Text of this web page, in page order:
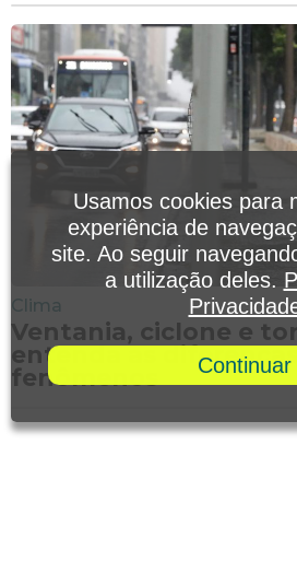
Clima
Ventania, ciclone e
entenda as
fenômenos
Usamos cookies para
experiência de
site. Ao seguir
a utilização deles.
Continuar